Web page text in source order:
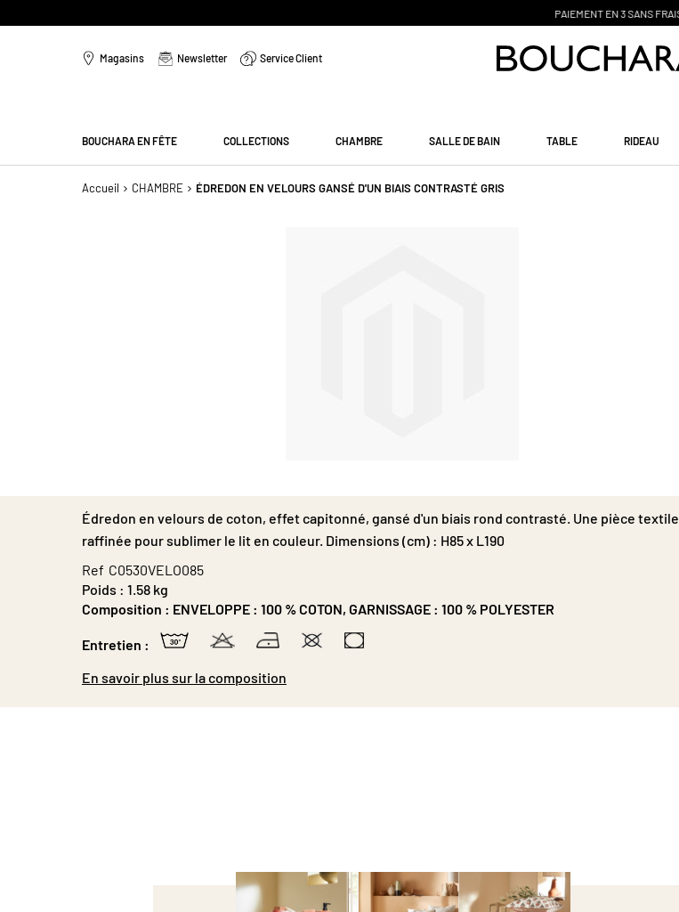
PAIEMENT EN 3 SANS FRAIS
Magasins Newsletter Service Client
BOUCHARA EN FÊTE COLLECTIONS CHAMBRE SALLE DE BAIN TABLE RIDEAU
Accueil CHAMBRE ÉDREDON EN VELOURS GANSÉ D'UN BIAIS CONTRASTÉ GRIS
de
la
d’images
Édredon en velours de coton, effet capitonné, gansé d'un biais rond contrasté. Une pièce textile
raffinée pour sublimer le lit en couleur. Dimensions (cm) : H85 x L190
Ref C0530VELO085
Poids : 1.58 kg
Composition : ENVELOPPE : 100 % COTON, GARNISSAGE : 100 % POLYESTER
Entretien :
En savoir plus sur la composition